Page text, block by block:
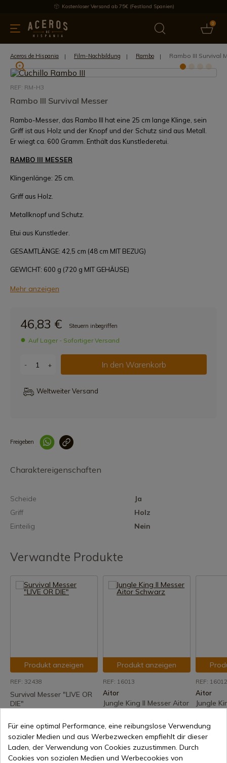
Kostenloser Versand ab 75€ (Festland Spanien)
0
Bietet Aktuelles Bestseller
Aceros de Hispania Film-Nachbildung Rambo Rambo III Survival
REF: RM-H3
Rambo III Survival Messer
Rambo-Messer, das Rambo III hat eine 25 cm lange Klinge, sein
Griff ist aus Holz und der Knopf und der Schutz sind aus Metall.
Er wiegt ca. 600 Gramm. Enthält das Kunstlederetui.
RAMBO III MESSER
Klingenlänge: 25 cm.
Griff aus Holz.
Metallknopf und Schutz.
Etui aus Kunstleder.
GESAMTLÄNGE: 42,5 cm (48 cm MIT BEZUG)
GEWICHT: 600 g (720 g MIT GEHÄUSE)
Mehr anzeigen
46,83 € Steuern inbegriffen
Auf Lager - Sofortiger Versand
- + In den Warenkorb
Weltweiter Versand
Freigeben
Charaktereigenschaften
Scheide
Ja
Griff
Holz
Einteilig
Nein
Verwandte Produkte
Produkt anzeigen
REF: 32438
Survival Messer "LIVE OR
DIE"
Versand
44,96 €
Produkt anzeigen
REF: 16013
Aitor
Jungle King II Messer Aitor
7-15 Tage Versand
159,00 €
REF:
Aitor
Jungle
Auf
Versand
163,25 €
Für eine optimal Performance, eine reibungslose Verwendung
sozialer Medien und aus Werbezwecken empfiehlt dir dieser
Laden, der Verwendung von Cookies zuzustimmen. Durch
Cookies von sozialen Medien und Werbecookies von